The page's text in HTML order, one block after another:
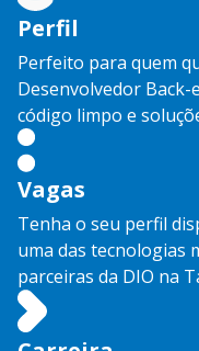
Perfil
Perfeito para quem
Desenvolvedor Back-
código limpo e
Vagas
Tenha o seu perfil
uma das tecnologias
parceiras da DIO na